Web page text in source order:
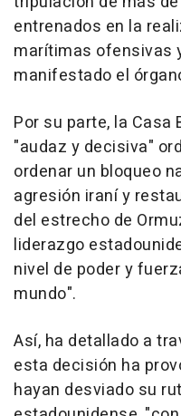
entrenados en la
marítimas ofensivas
manifestado el
Por su parte, la Casa
"audaz y decisiva"
ordenar un bloqueo
agresión iraní y
del estrecho de
liderazgo
nivel de poder y
mundo".
Así, ha detallado a
esta decisión ha
hayan desviado su